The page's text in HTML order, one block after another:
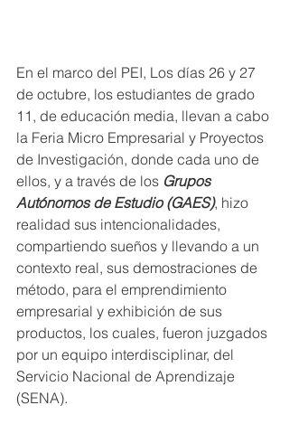
En el marco del PEI, Los días 26 y 27
de octubre, los estudiantes de grado
11, de educación media, llevan a cabo
la Feria Micro Empresarial y Proyectos
de Investigación, donde cada uno de
ellos, y a través de los Grupos
Autónomos de Estudio (GAES), hizo
realidad sus intencionalidades,
compartiendo sueños y llevando a un
contexto real, sus demostraciones de
método, para el emprendimiento
empresarial y exhibición de sus
productos, los cuales, fueron juzgados
por un equipo interdisciplinar, del
Servicio Nacional de Aprendizaje
(SENA).